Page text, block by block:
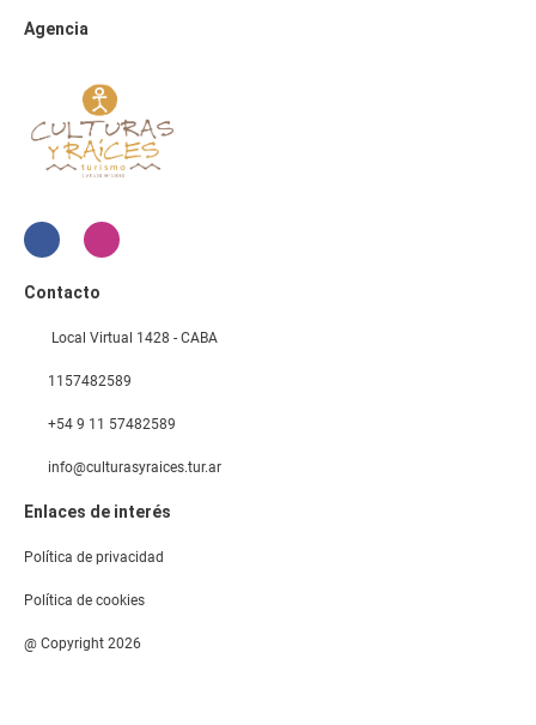
Agencia
Contacto
Local Virtual 1428 - CABA
1157482589
+54 9 11 57482589
info@culturasyraices.tur.ar
Enlaces de interés
Política de privacidad
Política de cookies
@ Copyright 2026